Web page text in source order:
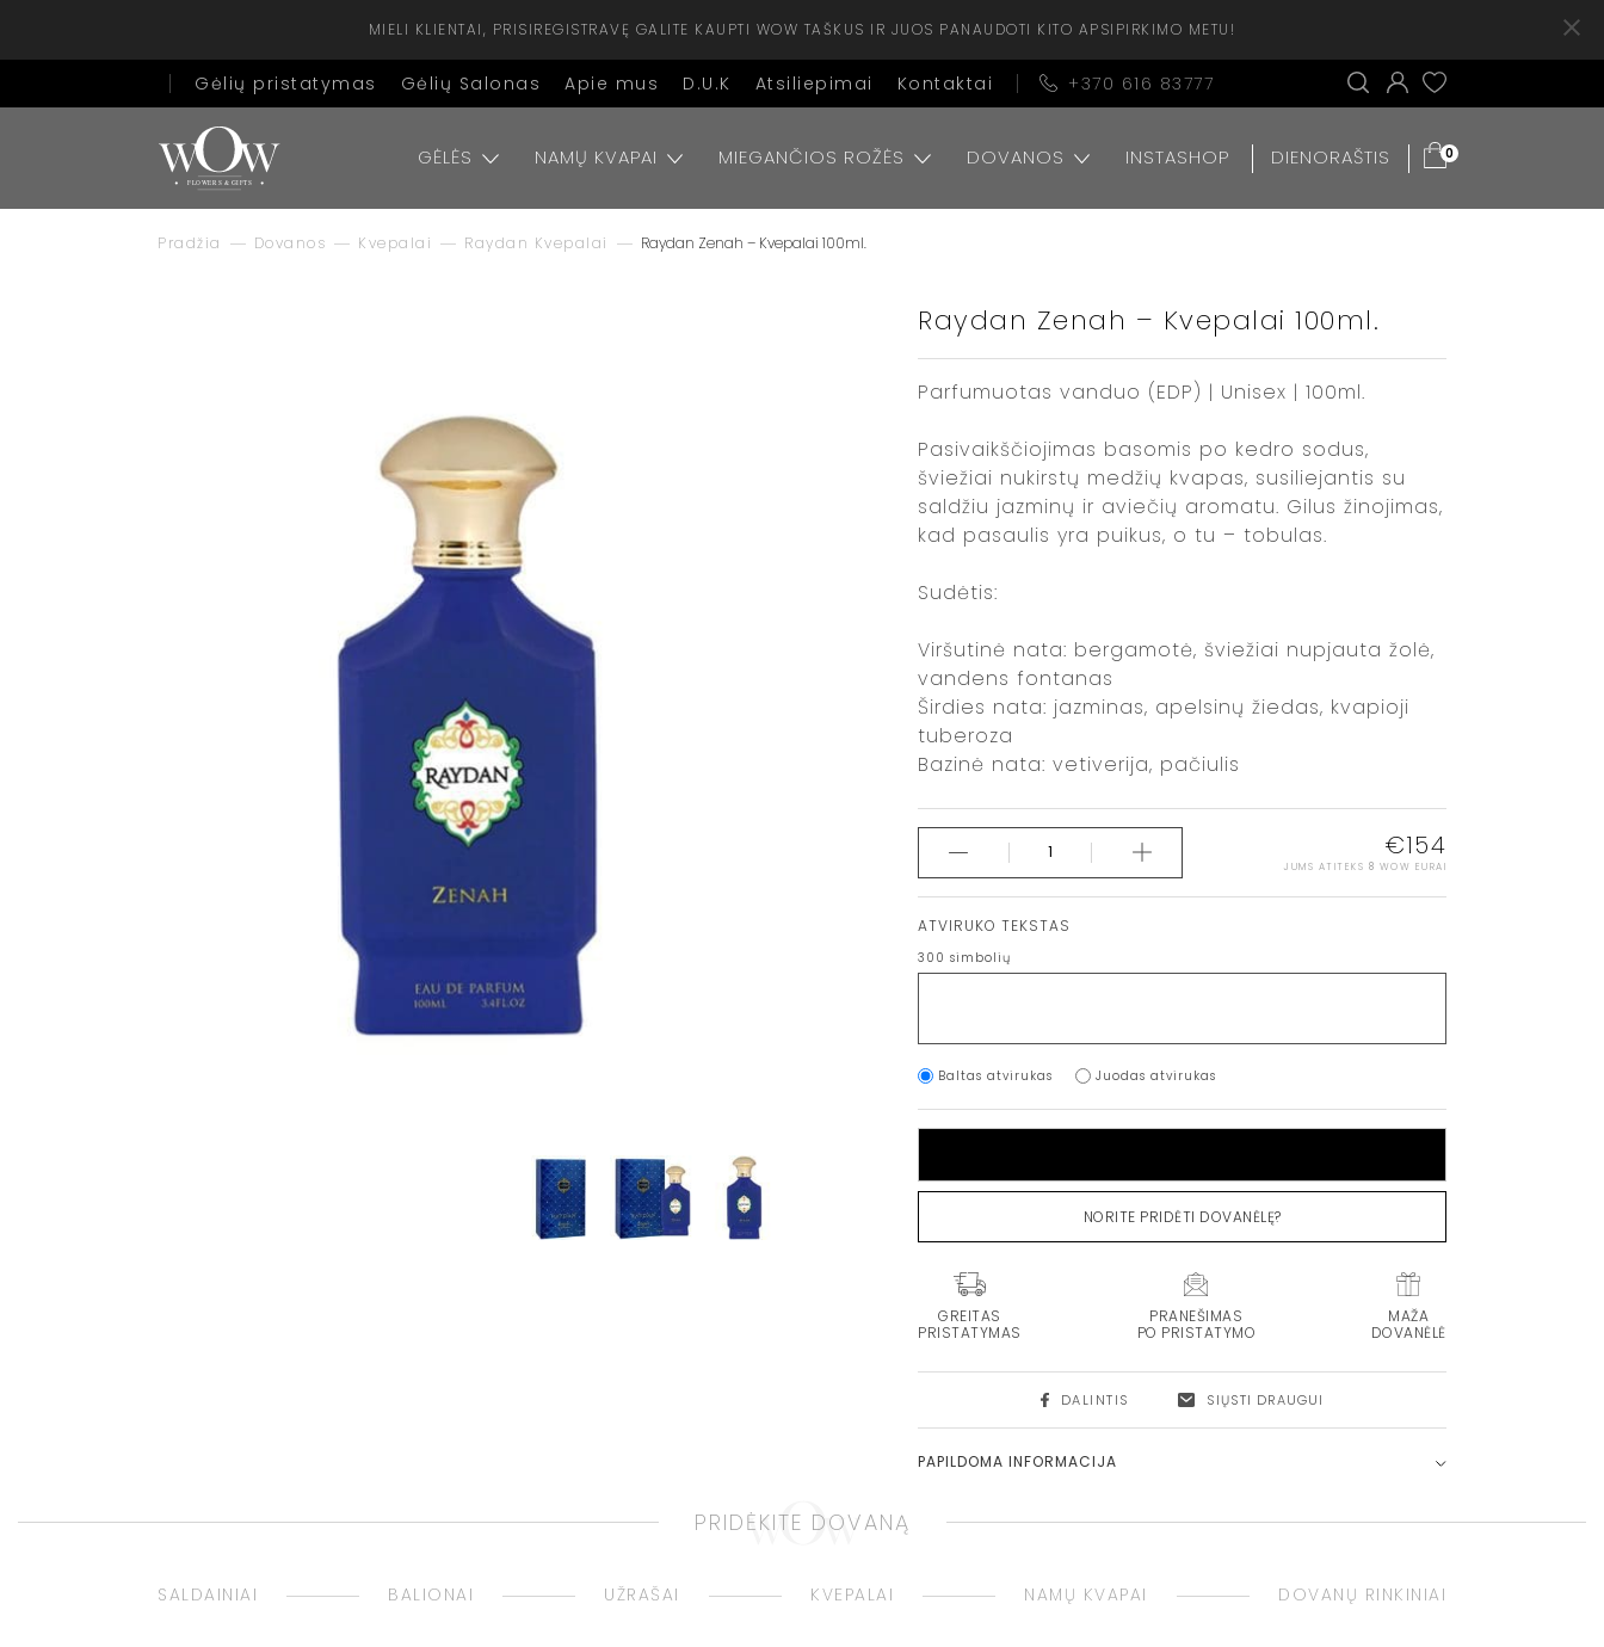
MIELI KLIENTAI, PRISIREGISTRAVĘ GALITE KAUPTI WOW TAŠKUS IR JUOS PANAUDOTI KITO APSIPIRKIMO METU!
Gėlių pristatymas Gėlių Salonas Apie mus D.U.K Atsiliepimai Kontaktai +370 616 83777
GĖLĖS NAMŲ KVAPAI MIEGANČIOS ROŽĖS DOVANOS INSTASHOP DIENORAŠTIS 0
Pradžia Dovanos Kvepalai Raydan Kvepalai Raydan Zenah – Kvepalai 100ml.
Raydan Zenah – Kvepalai 100ml.
Parfumuotas vanduo (EDP) | Unisex | 100ml.
Pasivaikščiojimas basomis po kedro sodus,
šviežiai nukirstų medžių kvapas, susiliejantis su
saldžiu jazminų ir aviečių aromatu. Gilus žinojimas,
kad pasaulis yra puikus, o tu – tobulas.
Sudėtis:
Viršutinė nata: bergamotė, šviežiai nupjauta žolė,
vandens fontanas
Širdies nata: jazminas, apelsinų žiedas, kvapioji
tuberoza
Bazinė nata: vetiverija, pačiulis
€154
JUMS ATITEKS 8 WOW EURAI
ATVIRUKO TEKSTAS
300 simbolių
Baltas atvirukas Juodas atvirukas
NORITE PRIDĖTI DOVANĖLĘ?
GREITAS
PRISTATYMAS
PRANEŠIMAS
PO PRISTATYMO
MAŽA
DOVANĖLĖ
DALINTIS SIŲSTI DRAUGUI
PAPILDOMA INFORMACIJA
PRIDĖKITE DOVANĄ
SALDAINIAI BALIONAI UŽRAŠAI KVEPALAI NAMŲ KVAPAI DOVANŲ RINKINIAI